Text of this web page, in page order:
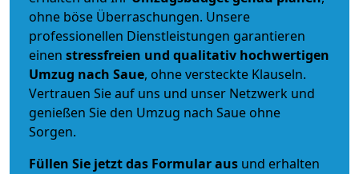
ohne böse Überraschungen. Unsere
professionellen Dienstleistungen garantieren
einen stressfreien und qualitativ hochwertigen
Umzug nach Saue, ohne versteckte Klauseln.
Vertrauen Sie auf uns und unser Netzwerk und
genießen Sie den Umzug nach Saue ohne
Sorgen.
Füllen Sie jetzt das Formular aus und erhalten